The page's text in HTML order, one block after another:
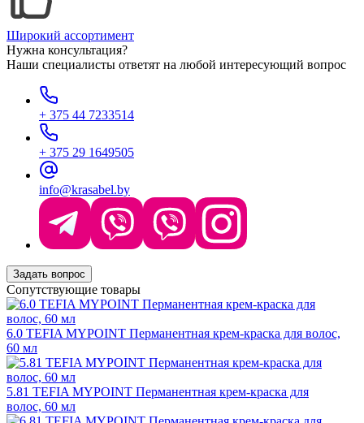
Широкий ассортимент
Нужна консультация?
Наши специалисты ответят на любой интересующий вопрос
+ 375 44 7233514
+ 375 29 1649505
info@krasabel.by
Задать вопрос
Сопутствующие товары
6.0 TEFIA MYPOINT Перманентная крем-краска для волос,
60 мл
5.81 TEFIA MYPOINT Перманентная крем-краска для
волос, 60 мл